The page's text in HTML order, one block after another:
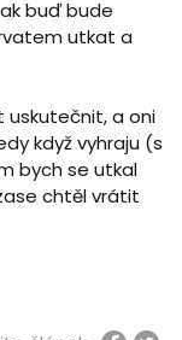
buď bude
utkat a
uskutečnit, a oni
když vyhraju (s
bych se utkal
chtěl vrátit